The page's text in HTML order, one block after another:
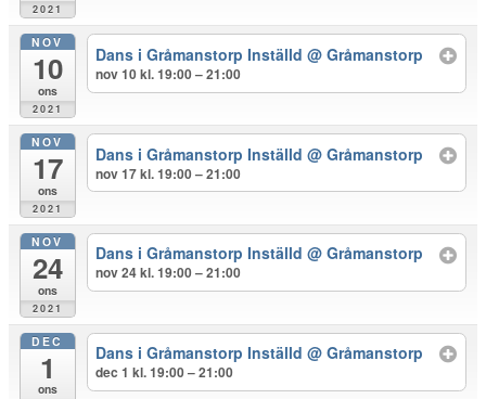
2021
NOV
10
ons
2021
Dans i Gråmanstorp Inställd@ Gråmanstorp
nov 10 kl. 19:00 – 21:00
NOV
17
ons
2021
Dans i Gråmanstorp Inställd@ Gråmanstorp
nov 17 kl. 19:00 – 21:00
NOV
24
ons
2021
Dans i Gråmanstorp Inställd@ Gråmanstorp
nov 24 kl. 19:00 – 21:00
DEC
1
ons
Dans i Gråmanstorp Inställd@ Gråmanstorp
dec 1 kl. 19:00 – 21:00